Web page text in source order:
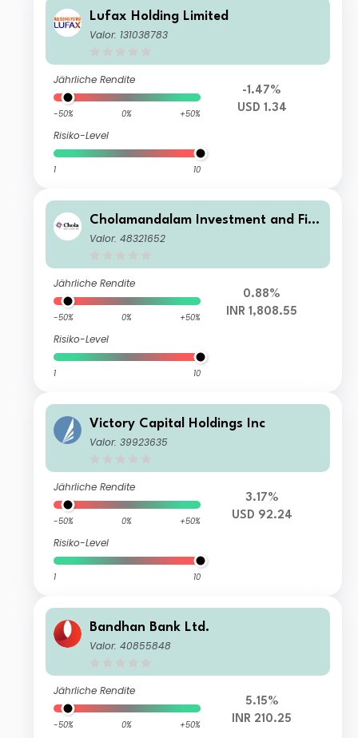
Lufax Holding Limited
Valor: 131038783
Jährliche Rendite
-50% 0% +50%
Risiko-Level
1 10
-1.47%
USD 1.34
Cholamandalam Investment and Fin
ance Co. Ltd.
Valor: 48321652
Jährliche Rendite
-50% 0% +50%
Risiko-Level
1 10
0.88%
INR 1,808.55
Victory Capital Holdings Inc
Valor: 39923635
Jährliche Rendite
-50% 0% +50%
Risiko-Level
1 10
3.17%
USD 92.24
Bandhan Bank Ltd.
Valor: 40855848
Jährliche Rendite
-50% 0% +50%
5.15%
INR 210.25